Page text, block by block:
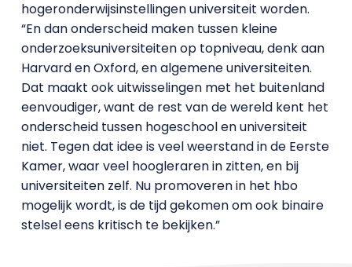
hogeronderwijsinstellingen universiteit worden.
“En dan onderscheid maken tussen kleine
onderzoeksuniversiteiten op topniveau, denk aan
Harvard en Oxford, en algemene universiteiten.
Dat maakt ook uitwisselingen met het buitenland
eenvoudiger, want de rest van de wereld kent het
onderscheid tussen hogeschool en universiteit
niet. Tegen dat idee is veel weerstand in de Eerste
Kamer, waar veel hoogleraren in zitten, en bij
universiteiten zelf. Nu promoveren in het hbo
mogelijk wordt, is de tijd gekomen om ook binaire
stelsel eens kritisch te bekijken.”